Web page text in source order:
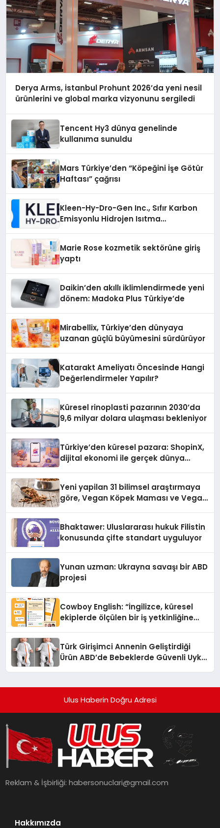
Derya Arms, İstanbul Prohunt 2026’da yeni nesil
ürünlerini ve global marka vizyonunu sergiledi
Tencent Hy3 dünya genelinde
kullanıma sunuldu
Mars Türkiye’den “Köpeğini İşe Götür
Haftası” çağrısı
Kleen-Hy-Dro-Gen Inc., Sıfır Karbon
Emisyonlu Hidrojen Isıtma
Marie Rose kozmetik sektörüne giriş
yaptı
Daikin’den akıllı iklimlendirmede yeni
dönem: Madoka Plus Türkiye’de
Mirabellix, Türkiye’den dünyaya
uzanan güçlü büyümesini sürdürüyor
Katarakt Ameliyatı Öncesinde Hangi
Değerlendirmeler Yapılır?
Küresel rinoplasti pazarının 2030’da
9,6 milyar dolara ulaşması bekleniyor
Türkiye’den küresel pazara: ShopinX,
dijital ekonomi ile gerçek dünya
Yeni yapilan 31 bilimsel araştırmaya
göre, Vegan Köpek Maması ve Vegan
Bhaktawer: Uluslararası hukuk Filistin
konusunda çifte standart uyguluyor
Yunan uzman: Ukrayna savaşı bir ABD
projesi
Cowboy English: “İngilizce, küresel
ekiplerde ölçülen bir iş yetkinliğine
Türk Girişimci Annenin Geliştirdiği
Ürün ABD’de Bebeklerde Güvenli Uyku
Ulus Haberin Doğru Adresi
Reklam & İşbirliği:habersonuclari@gmail.com
Hakkımızda